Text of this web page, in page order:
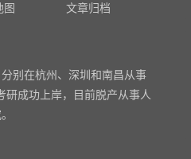
图 文章归档
别在杭州、深圳和南昌从事
研成功上岸，目前脱产从事人